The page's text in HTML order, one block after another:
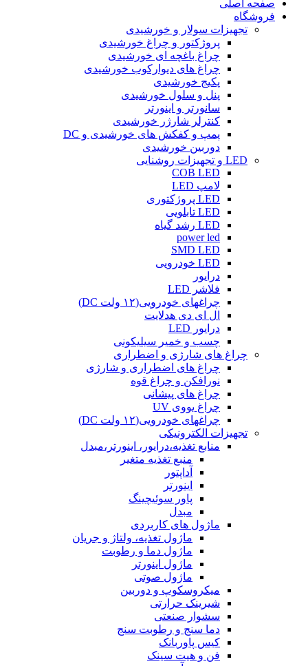
صفحه اصلی
فروشگاه
تجهیزات سولار و خورشیدی
پروژکتور و چراغ خورشیدی
چراغ باغچه ای خورشیدی
چراغ های دیوارکوب خورشیدی
پکیج خورشیدی
پنل و سلول خورشیدی
سانورتر و اینورتر
کنترلر شارژر خورشیدی
پمپ و کفکش های خورشیدی و DC
دوربین خورشیدی
LED و تجهیزات روشنایی
COB LED
لامپ LED
LED پروژکتوری
LED تابلویی
LED رشد گیاه
power led
SMD LED
LED خودرویی
درایور
فلاشر LED
چراغهای خودرویی(۱۲ ولت DC)
ال ای دی هدلایت
درایور LED
چسب و خمیر سیلیکونی
چراغ های شارژی و اضطراری
چراغ های اضطراری و شارژی
نورافکن و چراغ قوه
چراغ های پیشانی
چراغ یووی UV
چراغهای خودرویی(۱۲ ولت DC)
تجهیزات الکترونیکی
منابع تغذیه،درایور، اینورتر،مبدل
منبع تغذیه متغیر
آداپتور
اینورتر
پاور سوئیچینگ
مبدل
ماژول های کاربردی
ماژول تغذیه، ولتاژ و جریان
ماژول دما و رطوبت
ماژول اینورتر
ماژول صوتی
میکروسکوپ و دوربین
شیرینک حرارتی
سشوار صنعتی
دما سنج و رطوبت سنج
کیس پاوربانک
فن و هیت سینک